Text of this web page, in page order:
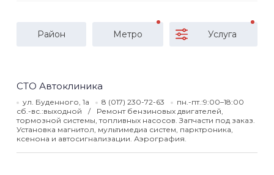
Район Метро Услуга
СТО Автоклиника
ул. Буденного, 1а 8 (017) 230-72-63
пн.-пт.:9:00–18:00
сб.-вс.:выходной
Ремонт бензиновых двигателей,
тормозной системы, топливных насосов. Запчасти под заказ.
Установка магнитол, мультимедиа систем, парктроника,
ксенона и автосигнализации. Аэрография.